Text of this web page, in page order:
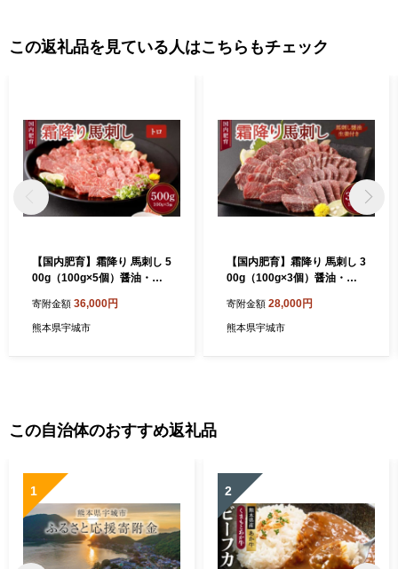
この返礼品を見ている人はこちらもチェック
【国内肥育】霜降り 馬刺し 5
00g（100g×5個）醤油・生
寄附金額 36,000円
熊本県宇城市
【国内肥育】霜降り 馬刺し 3
00g（100g×3個）醤油・生
寄附金額 28,000円
熊本県宇城市
この自治体のおすすめ返礼品
1 2